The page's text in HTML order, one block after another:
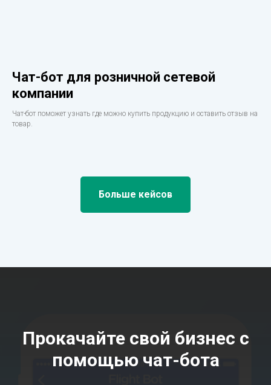
Чат-бот для розничной сетевой
компании
Чат-бот поможет узнать где можно купить продукцию и оставить отзыв на
товар.
Больше кейсов
Прокачайте свой бизнес с
помощью чат-бота